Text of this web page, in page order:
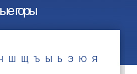
горы
Ш Щ Ъ Ы Ь Э Ю Я